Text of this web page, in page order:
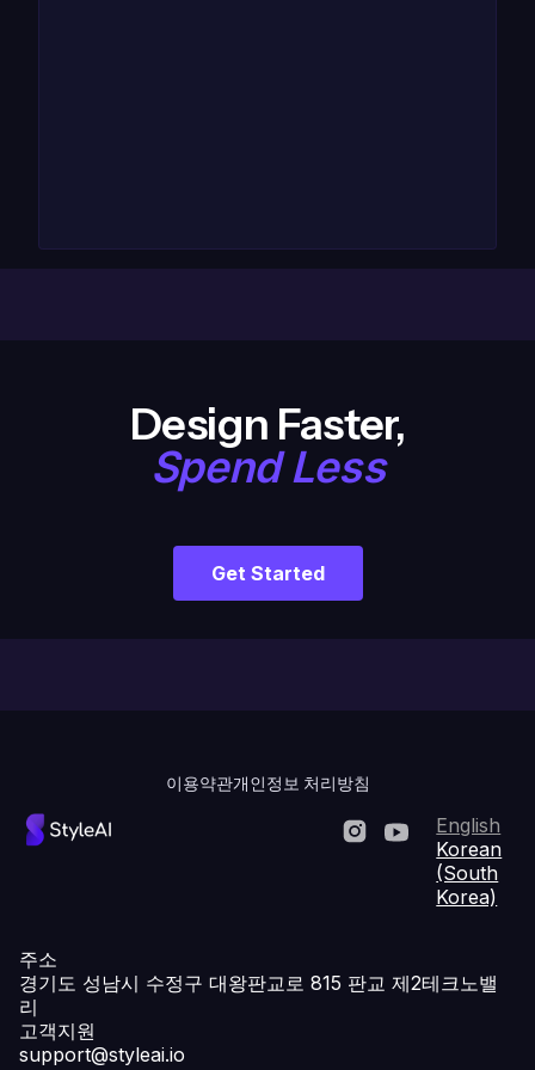
Design Faster,
Spend Less
Get Started
이용약관개인정보 처리방침
LinkedInYouTube
English
Korean
(South
Korea)
주소
경기도 성남시 수정구 대왕판교로 815 판교 제2테크노밸
리
고객지원
support@styleai.io